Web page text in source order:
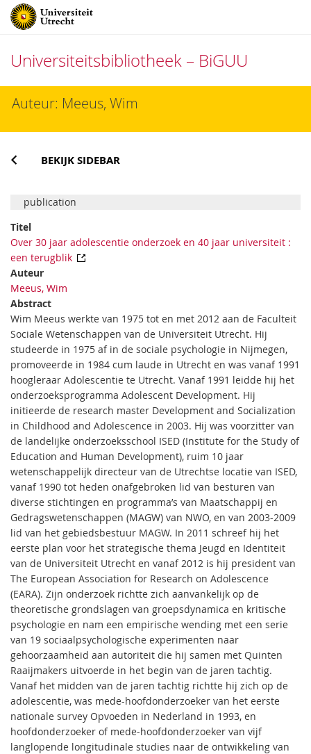
Universiteitsbibliotheek – BiGUU
naarAuteur: Meeus, Wim
BEKIJK SIDEBAR
publication
Titel
Over 30 jaar adolescentie onderzoek en 40 jaar universiteit :
een terugblik
Auteur
Meeus, Wim
Abstract
Wim Meeus werkte van 1975 tot en met 2012 aan de Faculteit
Sociale Wetenschappen van de Universiteit Utrecht. Hij
studeerde in 1975 af in de sociale psychologie in Nijmegen,
promoveerde in 1984 cum laude in Utrecht en was vanaf 1991
hoogleraar Adolescentie te Utrecht. Vanaf 1991 leidde hij het
onderzoeksprogramma Adolescent Development. Hij
initieerde de research master Development and Socialization
in Childhood and Adolescence in 2003. Hij was voorzitter van
de landelijke onderzoeksschool ISED (Institute for the Study of
Education and Human Development), ruim 10 jaar
wetenschappelijk directeur van de Utrechtse locatie van ISED,
vanaf 1990 tot heden onafgebroken lid van besturen van
diverse stichtingen en programma’s van Maatschappij en
Gedragswetenschappen (MAGW) van NWO, en van 2003-2009
lid van het gebiedsbestuur MAGW. In 2011 schreef hij het
eerste plan voor het strategische thema Jeugd en Identiteit
van de Universiteit Utrecht en vanaf 2012 is hij president van
The European Association for Research on Adolescence
(EARA). Zijn onderzoek richtte zich aanvankelijk op de
theoretische grondslagen van groepsdynamica en kritische
psychologie en nam een empirische wending met een serie
van 19 sociaalpsychologische experimenten naar
gehoorzaamheid aan autoriteit die hij samen met Quinten
Raaijmakers uitvoerde in het begin van de jaren tachtig.
Vanaf het midden van de jaren tachtig richtte hij zich op de
adolescentie, was mede-hoofdonderzoeker van het eerste
nationale survey Opvoeden in Nederland in 1993, en
hoofdonderzoeker of mede-hoofdonderzoeker van vijf
langlopende longitudinale studies naar de ontwikkeling van